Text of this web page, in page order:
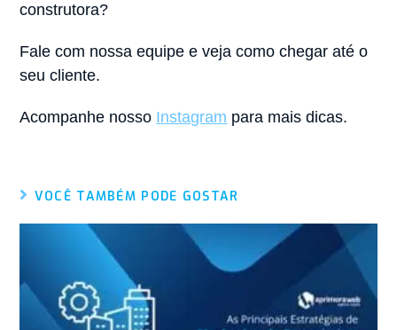
construtora?
Fale com nossa equipe e veja como chegar até o
seu cliente.
Acompanhe nosso Instagram para mais dicas.
VOCÊ TAMBÉM PODE GOSTAR